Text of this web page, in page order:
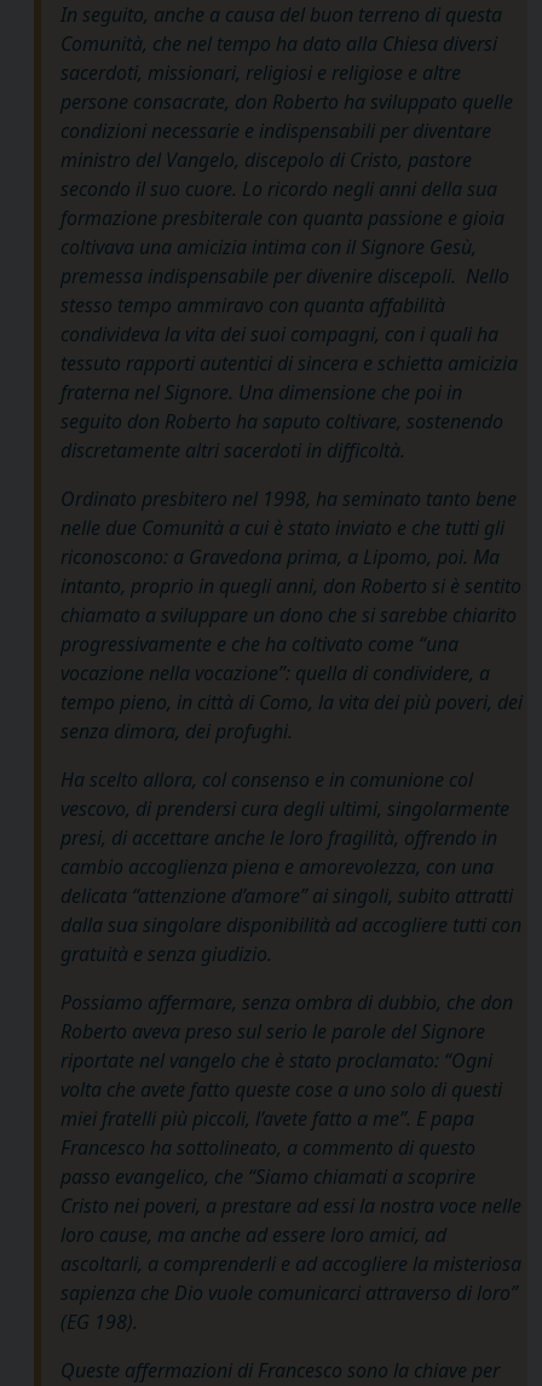
In seguito, anche a causa del buon terreno di questa
Comunità, che nel tempo ha dato alla Chiesa diversi
sacerdoti, missionari, religiosi e religiose e altre
persone consacrate, don Roberto ha sviluppato quelle
condizioni necessarie e indispensabili per diventare
ministro del Vangelo, discepolo di Cristo, pastore
secondo il suo cuore. Lo ricordo negli anni della sua
formazione presbiterale con quanta passione e gioia
coltivava una amicizia intima con il Signore Gesù,
premessa indispensabile per divenire discepoli. Nello
stesso tempo ammiravo con quanta affabilità
condivideva la vita dei suoi compagni, con i quali ha
tessuto rapporti autentici di sincera e schietta amicizia
fraterna nel Signore. Una dimensione che poi in
seguito don Roberto ha saputo coltivare, sostenendo
discretamente altri sacerdoti in difficoltà.
Ordinato presbitero nel 1998, ha seminato tanto bene
nelle due Comunità a cui è stato inviato e che tutti gli
riconoscono: a Gravedona prima, a Lipomo, poi. Ma
intanto, proprio in quegli anni, don Roberto si è sentito
chiamato a sviluppare un dono che si sarebbe chiarito
progressivamente e che ha coltivato come “una
vocazione nella vocazione”: quella di condividere, a
tempo pieno, in città di Como, la vita dei più poveri, dei
senza dimora, dei profughi.
Ha scelto allora, col consenso e in comunione col
vescovo, di prendersi cura degli ultimi, singolarmente
presi, di accettare anche le loro fragilità, offrendo in
cambio accoglienza piena e amorevolezza, con una
delicata “attenzione d’amore” ai singoli, subito attratti
dalla sua singolare disponibilità ad accogliere tutti con
gratuità e senza giudizio.
Possiamo affermare, senza ombra di dubbio, che don
Roberto aveva preso sul serio le parole del Signore
riportate nel vangelo che è stato proclamato: “Ogni
volta che avete fatto queste cose a uno solo di questi
miei fratelli più piccoli, l’avete fatto a me”. E papa
Francesco ha sottolineato, a commento di questo
passo evangelico, che “Siamo chiamati a scoprire
Cristo nei poveri, a prestare ad essi la nostra voce nelle
loro cause, ma anche ad essere loro amici, ad
ascoltarli, a comprenderli e ad accogliere la misteriosa
sapienza che Dio vuole comunicarci attraverso di loro”
(EG 198).
Queste affermazioni di Francesco sono la chiave per